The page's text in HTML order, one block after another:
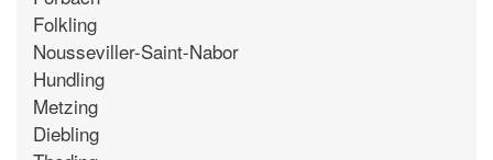
Folkling
Nousseviller-Saint-Nabor
Hundling
Metzing
Diebling